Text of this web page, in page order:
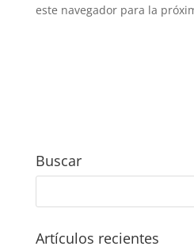
este navegador para la
Buscar
Artículos recientes